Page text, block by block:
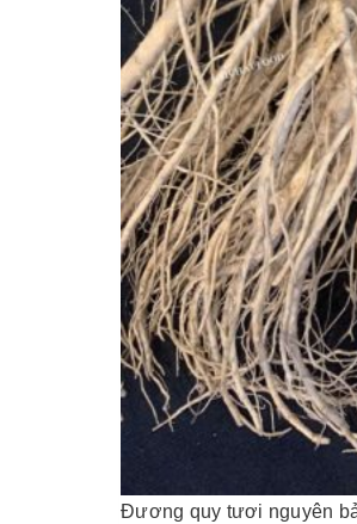
Đương quy tươi nguyên